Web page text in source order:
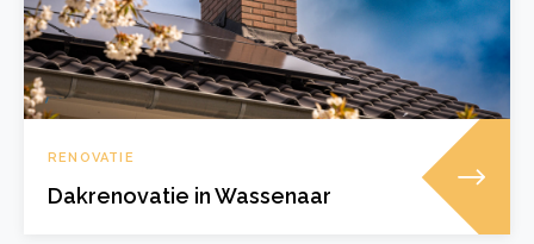
RENOVATIE
Dakrenovatie in Wassenaar